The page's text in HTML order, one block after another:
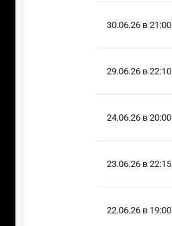
30.06.26 в 21:00
29.06.26 в 22:10
24.06.26 в 20:00
23.06.26 в 22:15
22.06.26 в 19:00